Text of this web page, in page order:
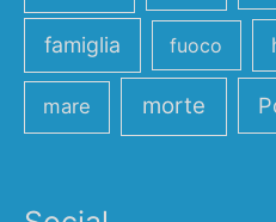
famiglia fuoco
mare morte